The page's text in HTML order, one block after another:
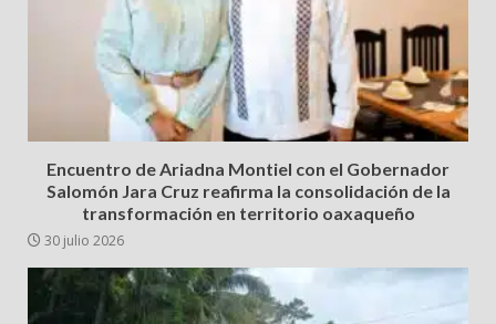
Encuentro de Ariadna Montiel con el Gobernador
Salomón Jara Cruz reafirma la consolidación de la
transformación en territorio oaxaqueño
30 julio 2026